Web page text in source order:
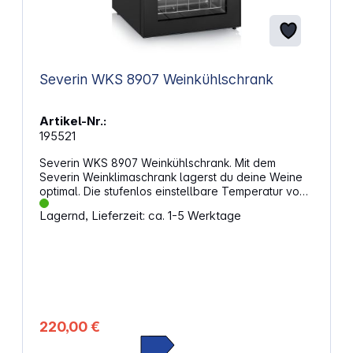
Severin WKS 8907 Weinkühlschrank
Artikel-Nr.:
195521
Severin WKS 8907 Weinkühlschrank. Mit dem
Severin Weinklimaschrank lagerst du deine Weine
optimal. Die stufenlos einstellbare Temperatur von
5 °C bis 18 °C sorgt dafür, dass bis zu 15 Flaschen à
750 ml immer die richtige Temperatur haben. Das
Abtauautomatik, eine Griffmulde und verstellbare
Füße vorn. Die zwei verchromten Einlegeroste,
davon einer höhenverstellbar, bieten Flexibilität bei
Lagernd, Lieferzeit: ca. 1-5 Werktage
220,00 €